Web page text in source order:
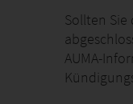
Sollten
AUMA-